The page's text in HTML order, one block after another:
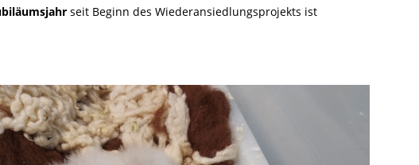
seit Beginn des Wiederansiedlungsprojekts ist